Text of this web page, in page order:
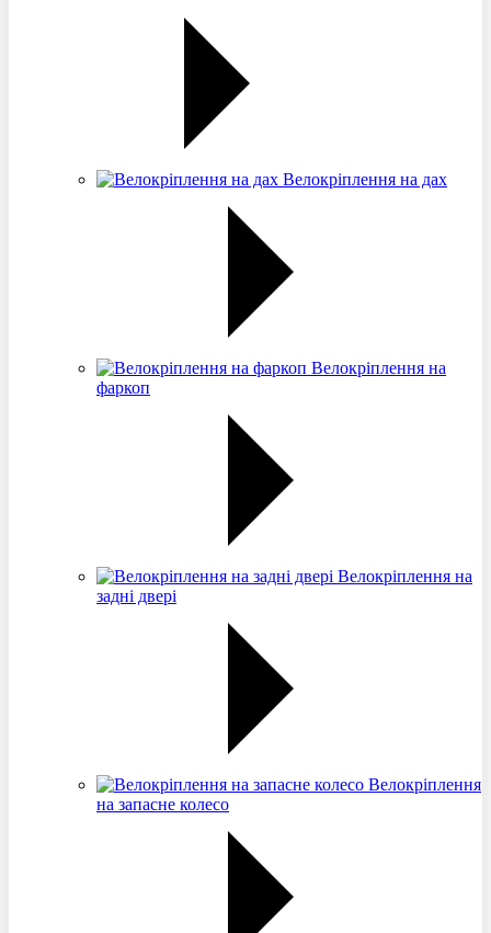
Велокріплення на дах
Велокріплення на
фаркоп
Велокріплення на
задні двері
Велокріплення
на запасне колесо